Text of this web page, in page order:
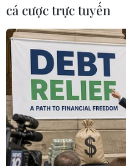
Cũng theo khảo sát
quan hệ hợp tác với
đều đạt mức tăng
Bà Junko Kawauchi,
vấn đề toàn cầu,
thông tin Nhật Bản
sát, đánh giá tại
người dân đều hài
cá cược trực tuyến